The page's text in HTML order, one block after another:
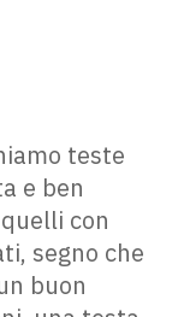
teste
e ben
con
segno che
buon